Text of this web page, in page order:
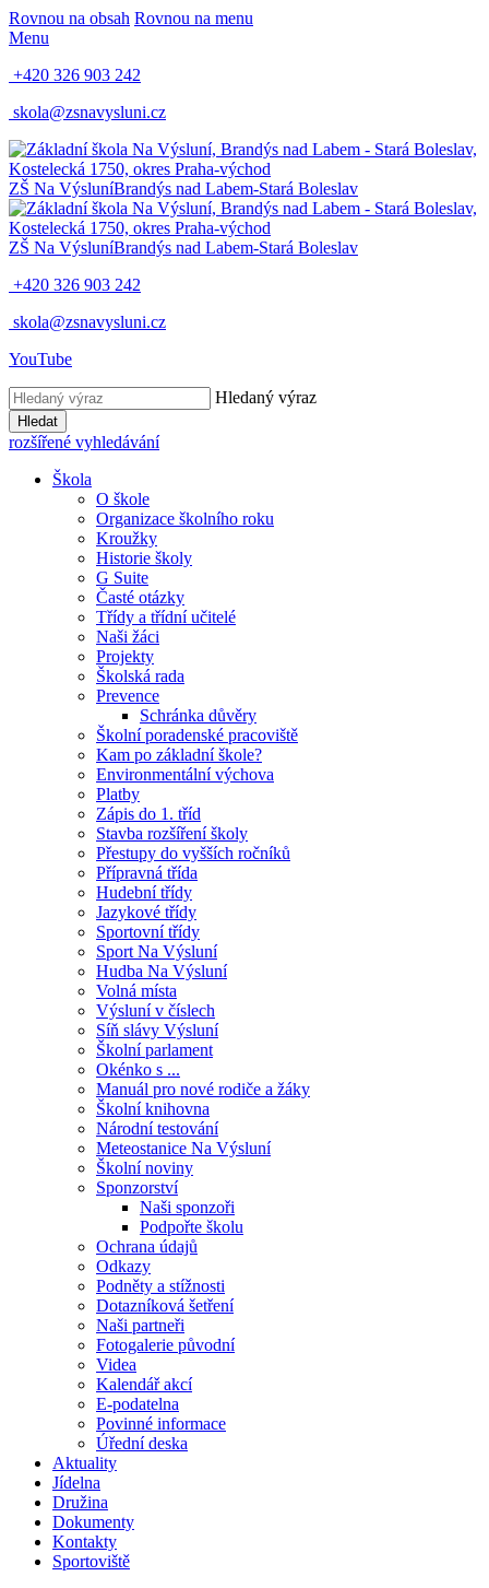
Rovnou na obsah Rovnou na menu
Menu
+420 326 903 242
skola@zsnavysluni.cz
ZŠ Na VýsluníBrandýs nad Labem-Stará Boleslav
ZŠ Na VýsluníBrandýs nad Labem-Stará Boleslav
+420 326 903 242
skola@zsnavysluni.cz
YouTube
Hledaný výraz
Hledat
rozšířené vyhledávání
Škola
O škole
Organizace školního roku
Kroužky
Historie školy
G Suite
Časté otázky
Třídy a třídní učitelé
Naši žáci
Projekty
Školská rada
Prevence
Schránka důvěry
Školní poradenské pracoviště
Kam po základní škole?
Environmentální výchova
Platby
Zápis do 1. tříd
Stavba rozšíření školy
Přestupy do vyšších ročníků
Přípravná třída
Hudební třídy
Jazykové třídy
Sportovní třídy
Sport Na Výsluní
Hudba Na Výsluní
Volná místa
Výsluní v číslech
Síň slávy Výsluní
Školní parlament
Okénko s ...
Manuál pro nové rodiče a žáky
Školní knihovna
Národní testování
Meteostanice Na Výsluní
Školní noviny
Sponzorství
Naši sponzoři
Podpořte školu
Ochrana údajů
Odkazy
Podněty a stížnosti
Dotazníková šetření
Naši partneři
Fotogalerie původní
Videa
Kalendář akcí
E-podatelna
Povinné informace
Úřední deska
Aktuality
Jídelna
Družina
Dokumenty
Kontakty
Sportoviště